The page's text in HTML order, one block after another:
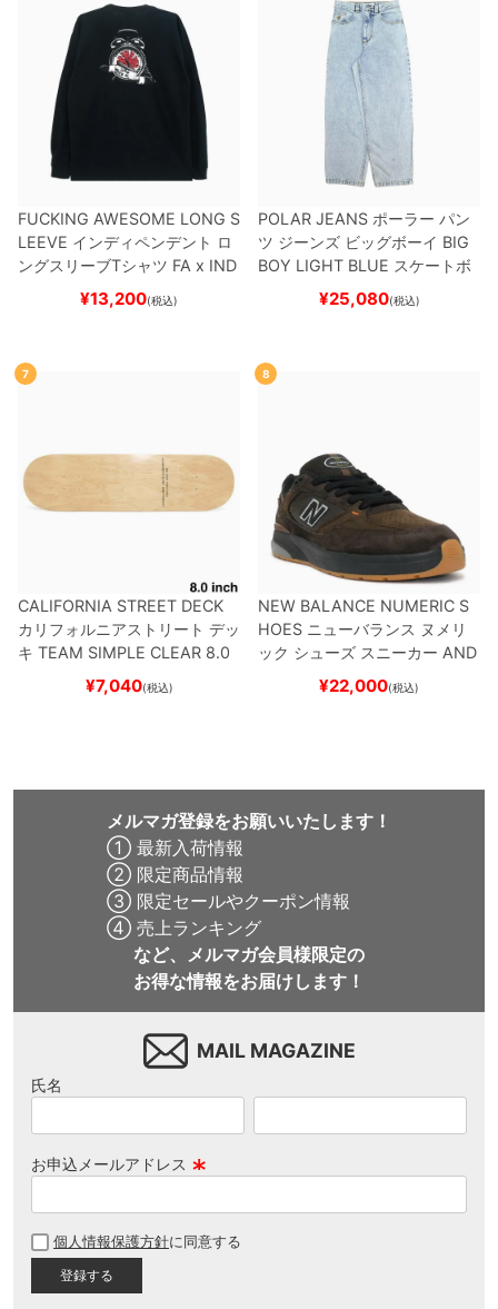
FUCKING AWESOME LONG S
LEEVE インディペンデント ロ
ングスリーブTシャツ FA x IND
EPENDENTHOSTAGE
スケートボード スケボー
¥13,200(税込)
POLAR JEANS ポーラー パン
ツ ジーンズ ビッグボーイ BIG
BOY LIGHT BLUE スケートボ
ード スケボー
¥25,080(税込)
7
CALIFORNIA STREET DECK
カリフォルニアストリート デッ
キ TEAM SIMPLE CLEAR 8.0
ブランク（DSM）
ード スケボー
¥7,040(税込)
8
NEW BALANCE NUMERIC S
HOES ニューバランス ヌメリ
ック シューズ スニーカー AND
REW REYNOLDS 933
BROWN/BLACKスケート
¥22,000(税込)
メルマガ登録をお願いいたします！
① 最新入荷情報
② 限定商品情報
③ 限定セールやクーポン情報
④ 売上ランキング
など、メルマガ会員様限定の
お得な情報をお届けします！
MAIL MAGAZINE
氏名
お申込メールアドレス
須
個人情報保護方針に同意する